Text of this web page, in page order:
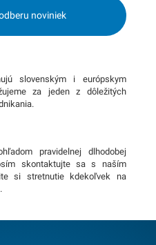
noviniek
slovenským i európskym
za jeden z dôležitých
pravidelnej dlhodobej
skontaktujte sa s naším
si stretnutie kdekoľvek na